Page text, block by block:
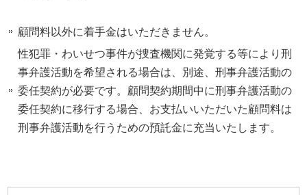
顧問料以外に着手金はいただきません。
性犯罪・わいせつ事件が捜査機関に発覚する等により刑
事弁護活動を希望される場合は、別途、刑事弁護活動の
委任契約が必要です。顧問契約期間中に刑事弁護活動の
委任契約に移行する場合、お支払いいただいた顧問料は
刑事弁護活動を行うための預託金に充当いたします。